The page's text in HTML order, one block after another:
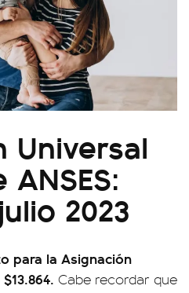
Universal
2023
para la Asignación
Cabe recordar que